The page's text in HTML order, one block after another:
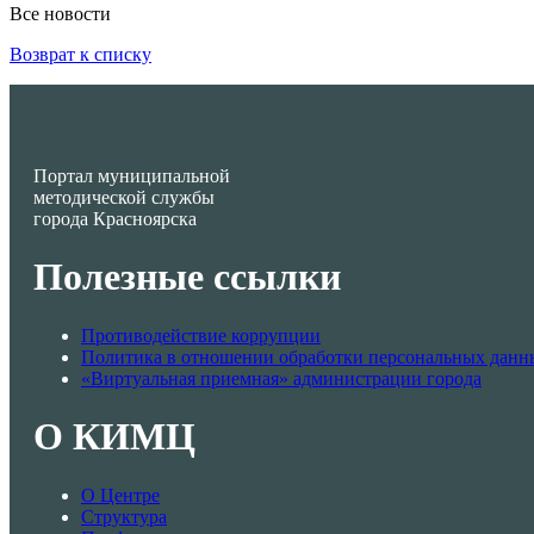
Все новости
Возврат к списку
Портал муниципальной
методической службы
города Красноярска
Полезные ссылки
Противодействие коррупции
Политика в отношении обработки персональных
«Виртуальная приемная» администрации города
О КИМЦ
О Центре
Структура